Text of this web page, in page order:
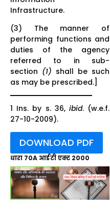
Infrastructure.
(3) The manner of
performing functions and
duties of the agency
referred to in sub-
section (1) shall be such
as may be prescribed.]
1 Ins. by s. 36, ibid. (w.e.f.
27-10-2009).
DOWNLOAD PDF
धारा 70A आईटी एक्ट 2000